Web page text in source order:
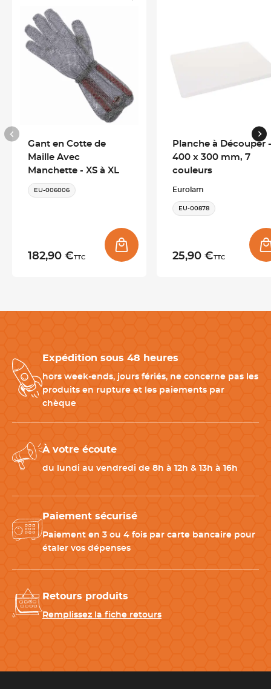
Lame pour scie de boucher résistante et durable
Fabriquée pour un usage intensif, cette lame de rechange
pour scie de boucher offre une
et aux contraintes des environnements professionnels.
Sa conception robuste garantit une bonne tenue dans le
temps et une découpe efficace des pièces de viande.
Lame de rechange 45 cm adaptée aux boucheries
Avec sa longueur de 45 cm, cette lame scie boucher convient
parfaitement aux scies utilisées en laboratoire de découpe et
en boucherie professionnelle. Elle assure une
régulièrepour faciliter le travail des professionnels.
Fabrication française pour les métiers de bouche
Pour compléter votre matériel de découpe professionnel :
Scie de boucher professionnelle
: compatible avec les lames
grand format
viande
Acier inoxydable
Longueur
Gant en Cotte de
Maille Avec
Manchette - XS à XL
EU-006006
182,90 €TTC
Planche à Découper -
400 x 300 mm, 7
couleurs
Eurolam
EU-00878
25,90 €TTC
Expédition sous 48 heures
hors week-ends, jours fériés, ne concerne pas les
produits en rupture et les paiements par
chèque
À votre écoute
du lundi au vendredi de 8h à 12h & 13h à 16h
Paiement sécurisé
Paiement en 3 ou 4 fois par carte bancaire pour
étaler vos dépenses
Retours produits
Remplissez la fiche retours